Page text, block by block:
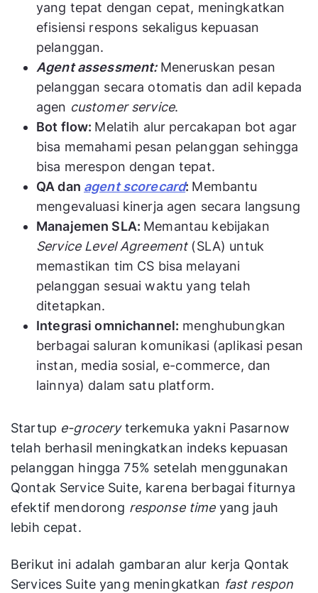
yang tepat dengan cepat, meningkatkan
efisiensi respons sekaligus kepuasan
pelanggan.
Agent assessment: Meneruskan pesan
pelanggan secara otomatis dan adil kepada
agen customer service.
Bot flow: Melatih alur percakapan bot agar
bisa memahami pesan pelanggan sehingga
bisa merespon dengan tepat.
QA dan agent scorecard: Membantu
mengevaluasi kinerja agen secara langsung
Manajemen SLA: Memantau kebijakan
Service Level Agreement (SLA) untuk
memastikan tim CS bisa melayani
pelanggan sesuai waktu yang telah
ditetapkan.
Integrasi omnichannel: menghubungkan
berbagai saluran komunikasi (aplikasi pesan
instan, media sosial, e-commerce, dan
lainnya) dalam satu platform.
Startup e-groceryterkemuka yakni Pasarnow
telah berhasil meningkatkan indeks kepuasan
pelanggan hingga 75% setelah menggunakan
Qontak Service Suite, karena berbagai fiturnya
efektif mendorong response timeyang jauh
lebih cepat.
Berikut ini adalah gambaran alur kerja Qontak
Services Suite yang meningkatkan fast respon